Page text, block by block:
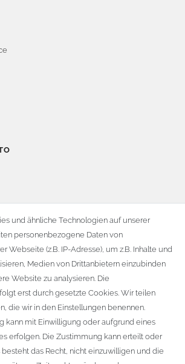
und ähnliche Technologien auf unserer
personenbezogene Daten von
Webseite (z.B. IP-Adresse), um z.B. Inhalte und
Medien von Drittanbietern einzubinden
Website zu analysieren. Die
erst durch gesetzte Cookies. Wir teilen
die wir in den Einstellungen benennen.
kann mit Einwilligung oder aufgrund eines
erfolgen. Die Zustimmung kann erteilt oder
das Recht, nicht einzuwilligen und die